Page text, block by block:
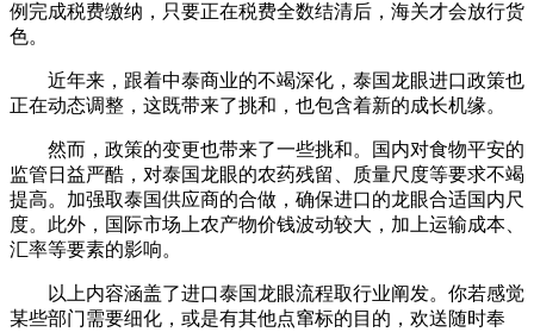
例完成税费缴纳，只要正在税费全数结清后，海关才会放行货
色。
近年来，跟着中泰商业的不竭深化，泰国龙眼进口政策也
正在动态调整，这既带来了挑和，也包含着新的成长机缘。
然而，政策的变更也带来了一些挑和。国内对食物平安的
监管日益严酷，对泰国龙眼的农药残留、质量尺度等要求不竭
提高。加强取泰国供应商的合做，确保进口的龙眼合适国内尺
度。此外，国际市场上农产物价钱波动较大，加上运输成本、
汇率等要素的影响。
以上内容涵盖了进口泰国龙眼流程取行业阐发。你若感觉
某些部门需要细化，或是有其他点窜标的目的，欢送随时奉